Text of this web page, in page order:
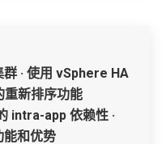
· 使用 vSphere HA
重新排序功能
intra-app 依赖性 ·
能和优势